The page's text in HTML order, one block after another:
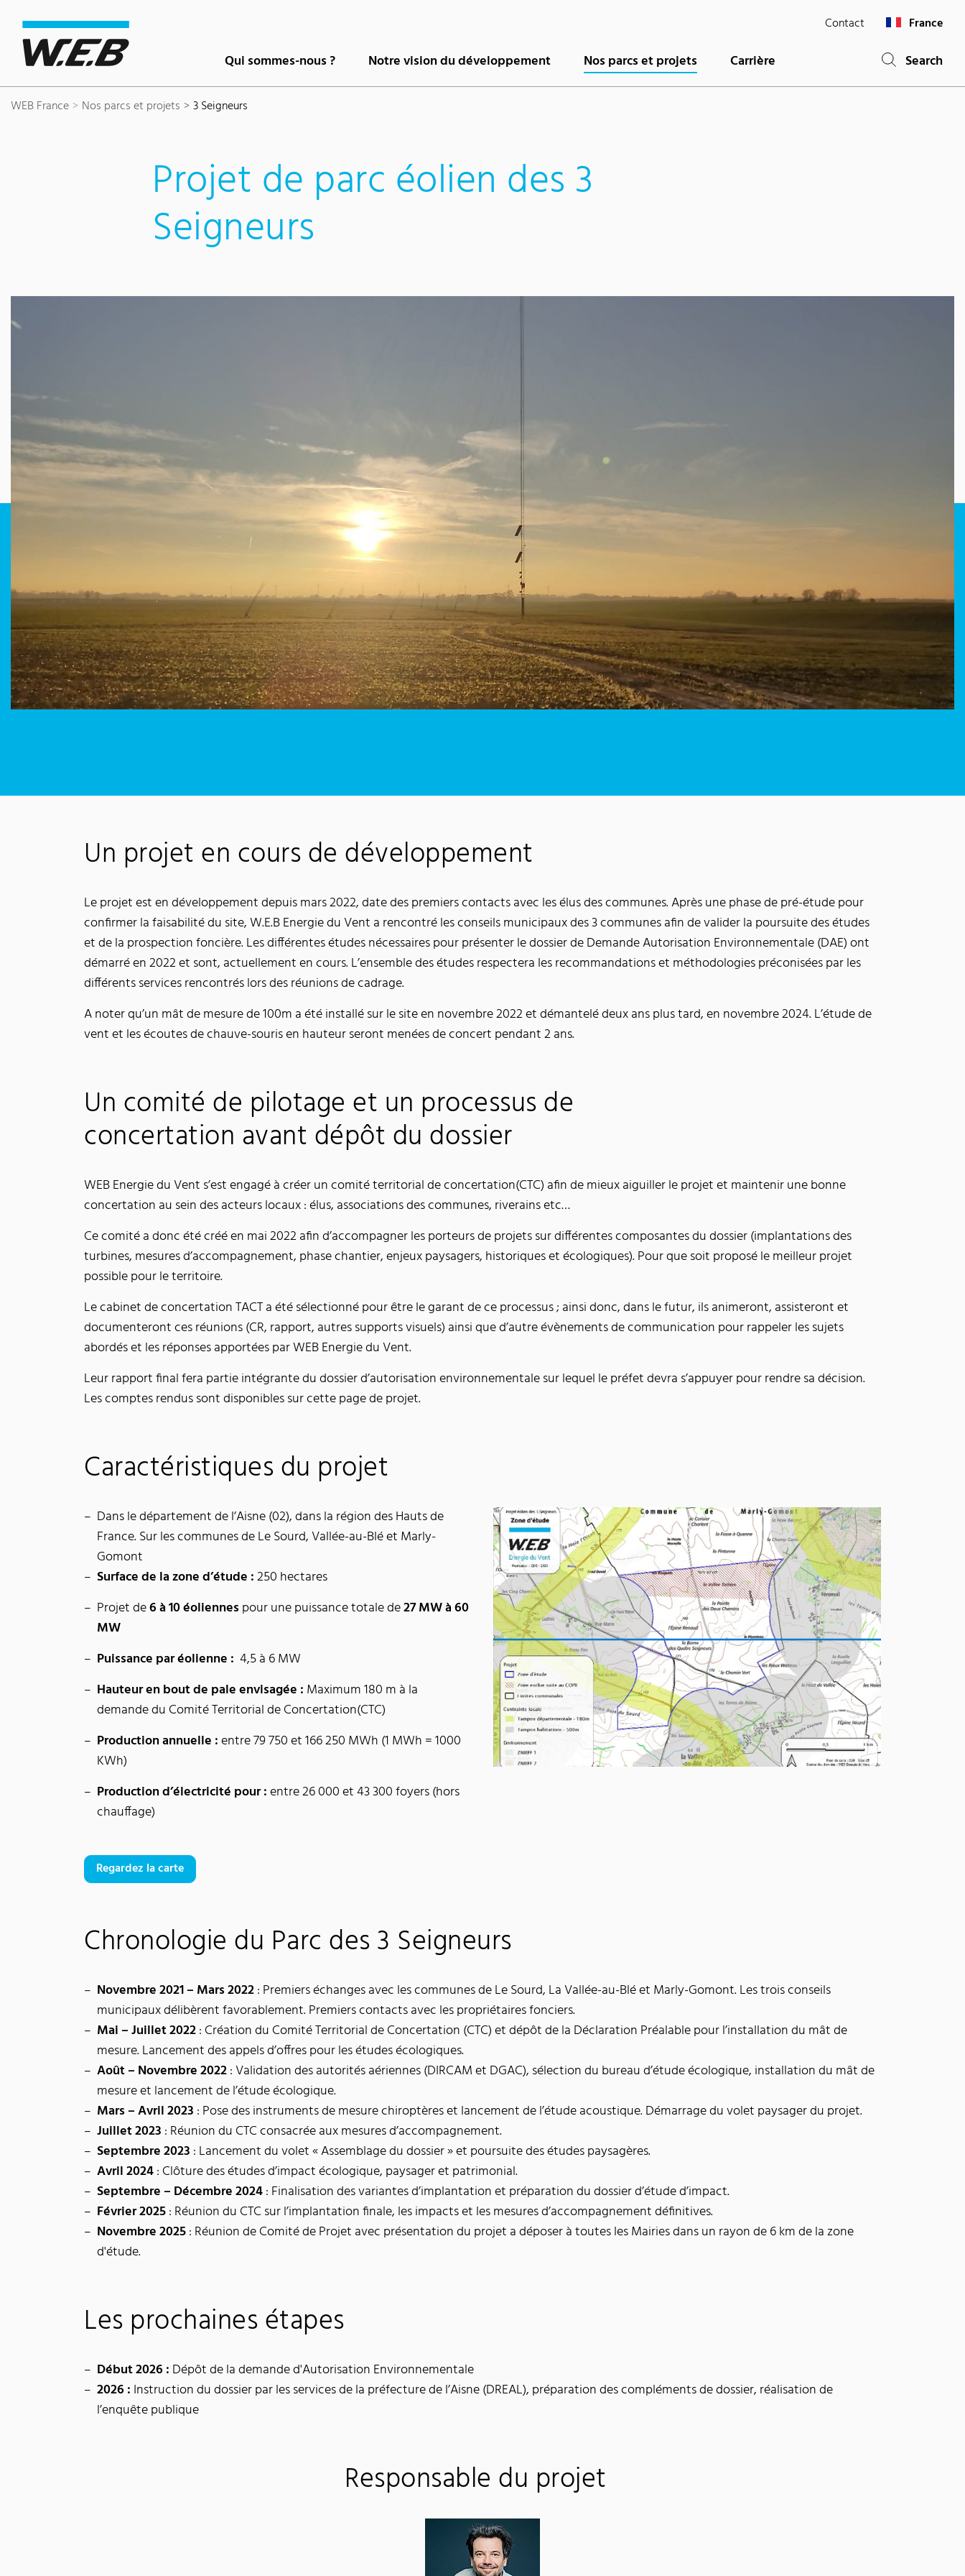
Contact France
Qui sommes-nous ? Notre vision du développement Nos parcs et projets Carrière Search
WEB France Nos parcs et projets 3 Seigneurs
Projet de parc éolien des 3
Seigneurs
Un projet en cours de développement
Le projet est en développement depuis mars 2022, date des premiers contacts avec les élus des communes. Après une phase de pré-étude pour
confirmer la faisabilité du site, W.E.B Energie du Vent a rencontré les conseils municipaux des 3 communes afin de valider la poursuite des études
et de la prospection foncière. Les différentes études nécessaires pour présenter le dossier de Demande Autorisation Environnementale (DAE) ont
démarré en 2022 et sont, actuellement en cours. L’ensemble des études respectera les recommandations et méthodologies préconisées par les
différents services rencontrés lors des réunions de cadrage.
A noter qu’un mât de mesure de 100m a été installé sur le site en novembre 2022 et démantelé deux ans plus tard, en novembre 2024. L’étude de
vent et les écoutes de chauve-souris en hauteur seront menées de concert pendant 2 ans.
Un comité de pilotage et un processus de
concertation avant dépôt du dossier
WEB Energie du Vent s’est engagé à créer un comité territorial de concertation(CTC) afin de mieux aiguiller le projet et maintenir une bonne
concertation au sein des acteurs locaux : élus, associations des communes, riverains etc…
Ce comité a donc été créé en mai 2022 afin d’accompagner les porteurs de projets sur différentes composantes du dossier (implantations des
turbines, mesures d’accompagnement, phase chantier, enjeux paysagers, historiques et écologiques). Pour que soit proposé le meilleur projet
possible pour le territoire.
Le cabinet de concertation TACT a été sélectionné pour être le garant de ce processus ; ainsi donc, dans le futur, ils animeront, assisteront et
documenteront ces réunions (CR, rapport, autres supports visuels) ainsi que d’autre évènements de communication pour rappeler les sujets
abordés et les réponses apportées par WEB Energie du Vent.
Leur rapport final fera partie intégrante du dossier d’autorisation environnementale sur lequel le préfet devra s’appuyer pour rendre sa décision.
Les comptes rendus sont disponibles sur cette page de projet.
Caractéristiques du projet
Dans le département de l’Aisne (02), dans la région des Hauts de
France. Sur les communes de Le Sourd, Vallée-au-Blé et Marly-
Gomont
Surface de la zone d’étude :250 hectares
Projet de6 à 10 éoliennes pour une puissance totale de27 MW à 60
MW
Puissance par éolienne : 4,5 à 6 MW
Hauteur en bout de pale envisagée : Maximum 180 m à la
demande du Comité Territorial de Concertation(CTC)
Production annuelle :entre 79 750 et 166 250 MWh (1 MWh = 1000
KWh)
Production d’électricité pour :entre 26 000 et 43 300 foyers (hors
chauffage)
Regardez la carte
Chronologie du Parc des 3 Seigneurs
Novembre 2021 – Mars 2022: Premiers échanges avec les communes de Le Sourd, La Vallée-au-Blé et Marly-Gomont. Les trois conseils
municipaux délibèrent favorablement. Premiers contacts avec les propriétaires fonciers.
Mai – Juillet 2022: Création du Comité Territorial de Concertation (CTC) et dépôt de la Déclaration Préalable pour l’installation du mât de
mesure. Lancement des appels d’offres pour les études écologiques.
Août – Novembre 2022: Validation des autorités aériennes (DIRCAM et DGAC), sélection du bureau d’étude écologique, installation du mât de
mesure et lancement de l’étude écologique.
Mars – Avril 2023 : Pose des instruments de mesure chiroptères et lancement de l’étude acoustique. Démarrage du volet paysager du projet.
Juillet 2023 : Réunion du CTC consacrée aux mesures d’accompagnement.
Septembre 2023 : Lancement du volet « Assemblage du dossier » et poursuite des études paysagères.
Avril 2024: Clôture des études d’impact écologique, paysager et patrimonial.
Septembre – Décembre 2024: Finalisation des variantes d’implantation et préparation du dossier d’étude d’impact.
Février 2025: Réunion du CTC sur l’implantation finale, les impacts et les mesures d’accompagnement définitives.
Novembre 2025: Réunion de Comité de Projet avec présentation du projet a déposer à toutes les Mairies dans un rayon de 6 km de la zone
d'étude.
Les prochaines étapes
Début 2026 : Dépôt de la demande d'Autorisation Environnementale
2026 : Instruction du dossier par les services de la préfecture de l’Aisne (DREAL), préparation des compléments de dossier, réalisation de
l’enquête publique
Responsable du projet